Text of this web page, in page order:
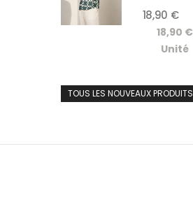
18,90 €
18,90 €
Unité
TOUS LES NOUVEAUX PRODUITS